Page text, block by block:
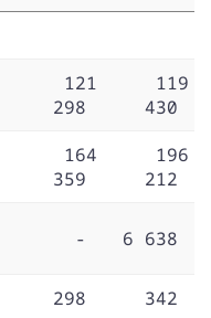
121
298
119
430
164
359
196
212
- 6 638
298 342